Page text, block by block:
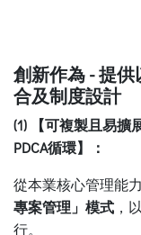
創新作為 - 提
合及制度設計
(1) 【可複製且易擴
PDCA循環】：
從本業核心管理能
專案管理」模式 ，
行。